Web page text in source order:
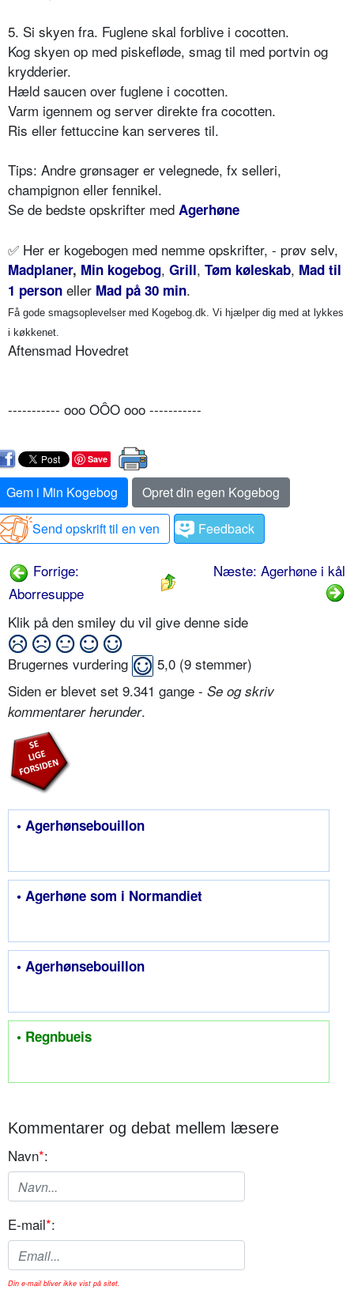
5. Si skyen fra. Fuglene skal forblive i cocotten.
Kog skyen op med piskefløde, smag til med portvin og
krydderier.
Hæld saucen over fuglene i cocotten.
Varm igennem og server direkte fra cocotten.
Ris eller fettuccine kan serveres til.
Tips: Andre grønsager er velegnede, fx selleri,
champignon eller fennikel.
Se de bedste opskrifter med Agerhøne
✅ Her er kogebogen med nemme opskrifter, - prøv selv,
Madplaner, Min kogebog, Grill, Tøm køleskab, Mad til
1 person eller Mad på 30 min.
Få gode smagsoplevelser med Kogebog.dk. Vi hjælper dig med at lykkes
i køkkenet.
Aftensmad Hovedret
----------- ooo OÔO ooo -----------
Save
Gem i Min Kogebog
Opret din egen Kogebog
Send opskrift til en ven
Feedback
Forrige:
Aborresuppe
Næste: Agerhøne i kål
Klik på den smiley du vil give denne side
Brugernes vurdering 5,0 (9 stemmer)
Siden er blevet set 9.341 gange - Se og skriv
kommentarer herunder.
• Agerhønsebouillon
• Agerhøne som i Normandiet
• Agerhønsebouillon
• Regnbueis
Kommentarer og debat mellem læsere
Navn*:
E-mail*:
Din e-mail bliver ikke vist på sitet.